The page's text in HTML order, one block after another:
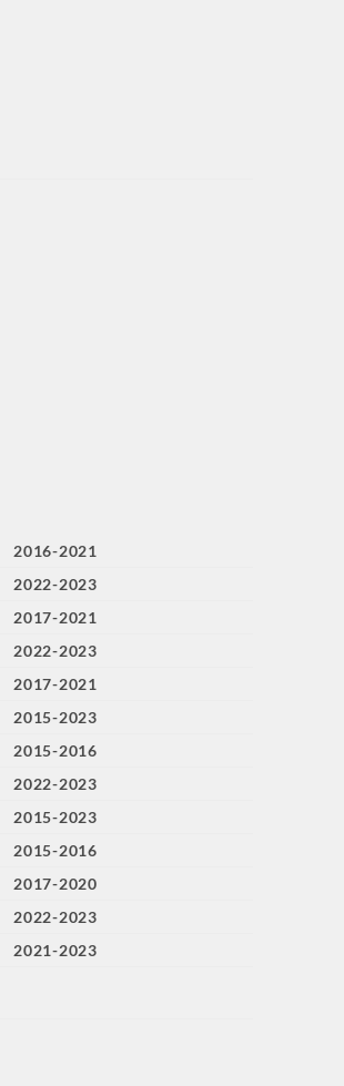
2016-2021
2022-2023
2017-2021
2022-2023
2017-2021
2015-2023
2015-2016
2022-2023
2015-2023
2015-2016
2017-2020
2022-2023
2021-2023